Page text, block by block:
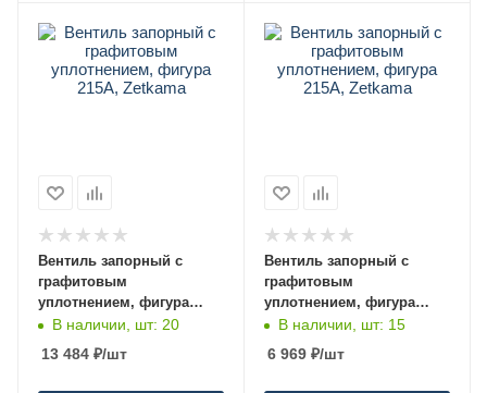
Вентиль запорный с
графитовым
уплотнением, фигура
215A, Zetkama 65
В наличии, шт: 20
13 484 ₽/шт
Вентиль запорный с
графитовым
уплотнением, фигура
215A, Zetkama 40
В наличии, шт: 15
6 969 ₽/шт